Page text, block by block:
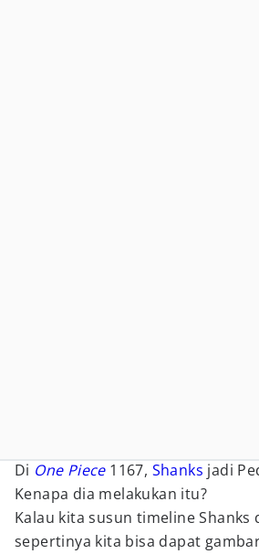
Di One Piece 1167, Shanks jadi
Kenapa dia melakukan itu?
Kalau kita susun timeline Shanks
sepertinya kita bisa dapat